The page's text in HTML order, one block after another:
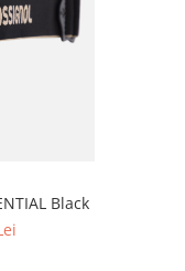
Black